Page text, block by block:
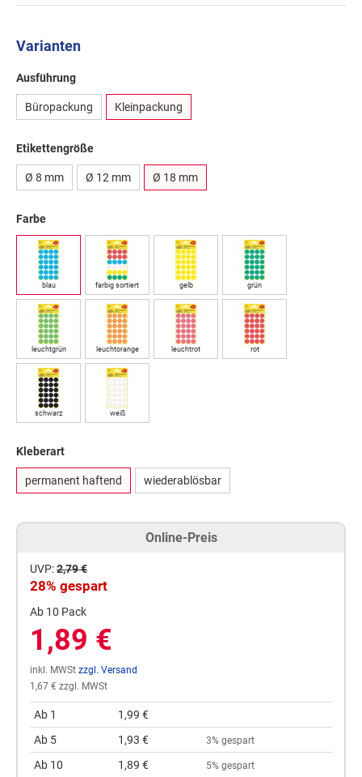
Varianten
Ausführung
Büropackung Kleinpackung
Etikettengröße
Ø 8 mm Ø 12 mm Ø 18 mm
Farbe
blau farbig sortiert gelb grün
leuchtgrün leuchtorange leuchtrot rot
schwarz weiß
Kleberart
permanent haftend wiederablösbar
Online-Preis
UVP:2,79 €
28% gespart
Ab 10 Pack
1,89 €
inkl. MWSt zzgl. Versand
1,67 € zzgl. MWSt
Ab 1
1,99 €
Ab 5
1,93 € 3% gespart
Ab 10 1,89 € 5% gespart